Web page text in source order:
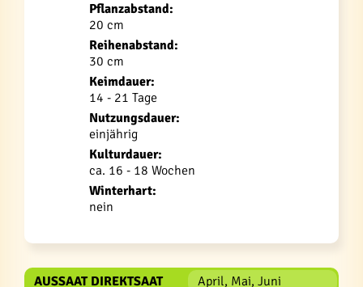
Pflanzabstand:
20 cm
Reihenabstand:
30 cm
Keimdauer:
14 - 21 Tage
Nutzungsdauer:
einjährig
Kulturdauer:
ca. 16 - 18 Wochen
Winterhart:
nein
AUSSAAT DIREKTSAAT
April, Mai, Juni